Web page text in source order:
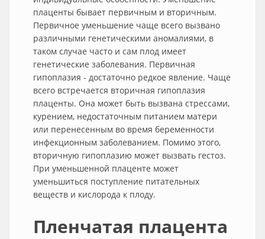
плаценты бывает первичным и вторичным.
Первичное уменьшение чаще всего вызвано
различными генетическими аномалиями, в
таком случае часто и сам плод имеет
генетические заболевания. Первичная
гипоплазия - достаточно редкое явление. Чаще
всего встречается вторичная гипоплазия
плаценты. Она может быть вызвана стрессами,
курением, недостаточным питанием матери
или перенесенным во время беременности
инфекционным заболеванием. Помимо этого,
вторичную гипоплазию может вызвать гестоз.
При уменьшенной плаценте может
уменьшиться поступление питательных
веществ и кислорода к плоду.
Пленчатая плацента